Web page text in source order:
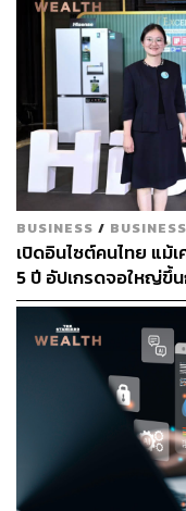
สามารถติดต
ผ่านแอปพลิเคชันต่
TAGS: รายได้โฆษณา
BUSINESS / BUSINESS
เปิดอินไซต์คนไทย แม้
5 ปี อัปเกรดจอใหญ่ขึ้